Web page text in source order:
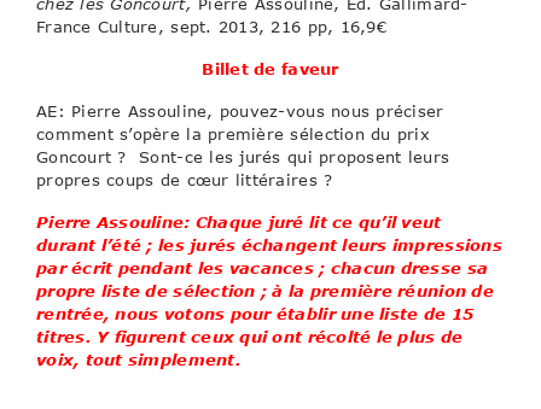
chez les Goncourt, Pierre Assouline, Ed. Gallimard-
France Culture, sept. 2013, 216 pp, 16,9€
Billet de faveur
AE: Pierre Assouline, pouvez-vous nous préciser
comment s’opère la première sélection du prix
Goncourt ? Sont-ce les jurés qui proposent leurs
propres coups de cœur littéraires ?
Pierre Assouline: Chaque juré lit ce qu’il veut
durant l’été ; les jurés échangent leurs impressions
par écrit pendant les vacances ; chacun dresse sa
propre liste de sélection ; à la première réunion de
rentrée, nous votons pour établir une liste de 15
titres. Y figurent ceux qui ont récolté le plus de
voix, tout simplement.